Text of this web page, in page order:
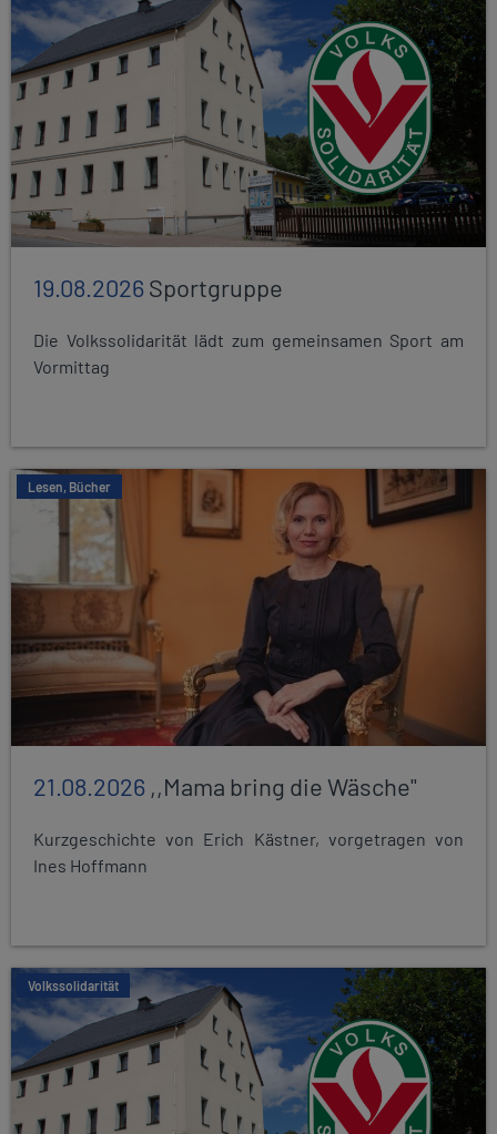
19.08.2026Sportgruppe
Die Volkssolidarität lädt zum gemeinsamen Sport am
Vormittag
Lesen, Bücher
21.08.2026 ,,Mama bring die Wäsche"
Kurzgeschichte von Erich Kästner, vorgetragen von
Ines Hoffmann
Volkssolidarität